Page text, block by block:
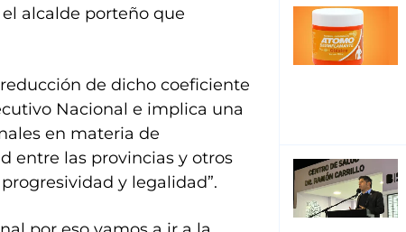
alcalde porteño que
de dicho coeficiente
Nacional e implica una
en materia de
entre las provincias y otros
y legalidad”.